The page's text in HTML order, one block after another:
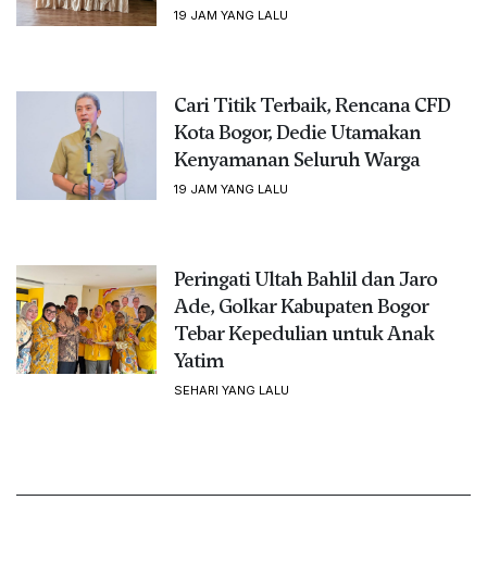
19 JAM YANG LALU
Cari Titik Terbaik, Rencana CFD
Kota Bogor, Dedie Utamakan
Kenyamanan Seluruh Warga
19 JAM YANG LALU
Peringati Ultah Bahlil dan Jaro
Ade, Golkar Kabupaten Bogor
Tebar Kepedulian untuk Anak
Yatim
SEHARI YANG LALU